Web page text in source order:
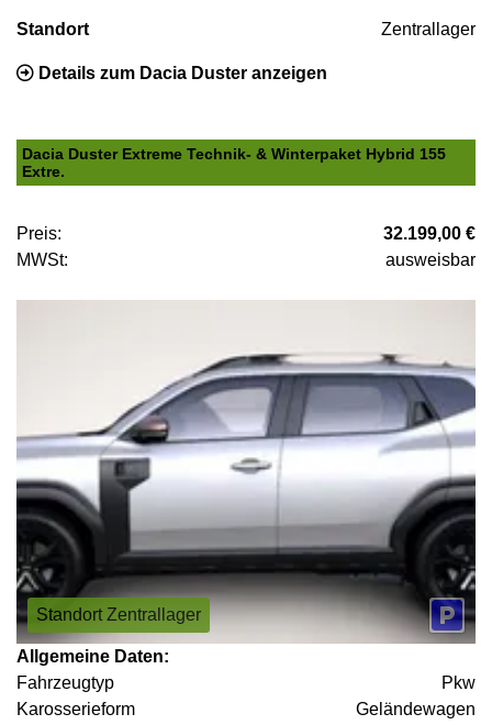
Standort Zentrallager
Details zum Dacia Duster anzeigen
Dacia Duster Extreme Technik- & Winterpaket Hybrid 155
Extre.
Preis:
32.199,00 €
MWSt:
ausweisbar
Standort Zentrallager
Allgemeine Daten:
Fahrzeugtyp
Pkw
Karosserieform
Geländewagen